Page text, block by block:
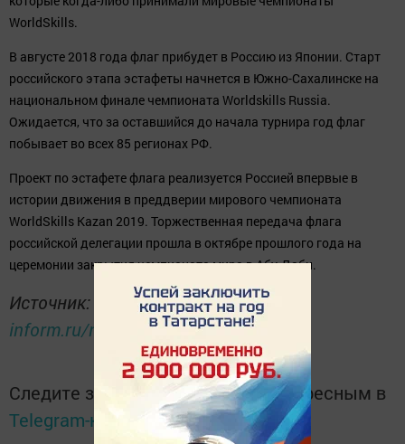
WorldSkills.
В августе 2018 года флаг прибудет в Россию из Японии. Старт
российского этапа эстафеты начнется в Южно-Сахалинске на
национальном финале чемпионата Worldskills Russia.
Ожидается, что за оставшийся до начала турнира год флаг
побывает во всех 85 регионах РФ.
Проект по эстафете флага реализуется Россией впервые в
истории движения в преддверии мирового чемпионата
WorldSkills Kazan 2019. Торжественная передача флага
российской делегации прошла в октябре прошлого года на
церемонии закрытия чемпионата мира в Абу-Даби.
Источник:
http://tatar-
inform.ru/news/2018/03/12/601770/
Следите за самым важным и интересным в
Telegram-канале
Татмедиа